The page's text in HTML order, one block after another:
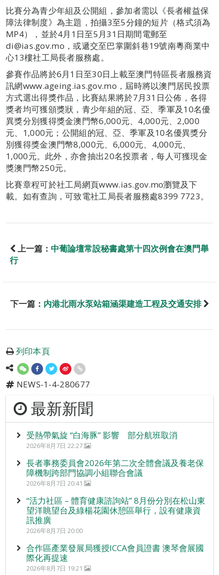
比賽分為青少年組及公開組，參加者需以《長者權益保
障法律制度》為主題，拍攝3至5分鐘的短片（格式須為
MP4），並於4月1日至5月31日期間電郵至
di@ias.gov.mo，或遞交至巴掌圍斜巷19號南粵商業中
心13樓社工局長者服務處。
參賽作品將於6月1日至30日上載至澳門特區長者服務資
訊網www.ageing.ias.gov.mo，屆時將以澳門居民投票
方式選出得獎作品，比賽結果將於7月31日公佈，各得
獎者均可獲頒獎狀，青少年組的冠、亞、季軍及10名優
異獎分別獲得獎金澳門幣6,000元、4,000元、2,000
元、1,000元；公開組的冠、亞、季軍及10名優異獎分
別獲得獎金澳門幣8,000元、6,000元、4,000元、
1,000元。此外，亦會抽出20名投票者，每人可獲現金
獎澳門幣250元。
比賽章程可於社工局網頁www.ias.gov.mo瀏覽及下
載。如有查詢，可致電社工局長者服務處8399 7723。
上一篇： 中葡論壇常設秘書處第十四次例會在澳門舉
行
下一篇： 内港北雨水泵站箱涵渠建造工程及交通安排
列印本頁
NEWS-1-4-280677
最新新聞
受熱帶氣旋 “白海豚” 影響 部分航班取消
2026年8月7日 22:27
長者事務委員會2026年第二次全體會議及養老保
障機制跨部門協調小組聯合會議
2026年8月7日 20:41
“活力社區 – 體育健康諮詢站” 8月份分別在松山東
望洋眺望台及綠楊花園休憩區舉行，設有健康資
訊推廣
2026年8月7日 20:00
合作區產業發展局獲授ICCA會員證書 澳琴會展國
際化再提速
2026年8月7日 19:21